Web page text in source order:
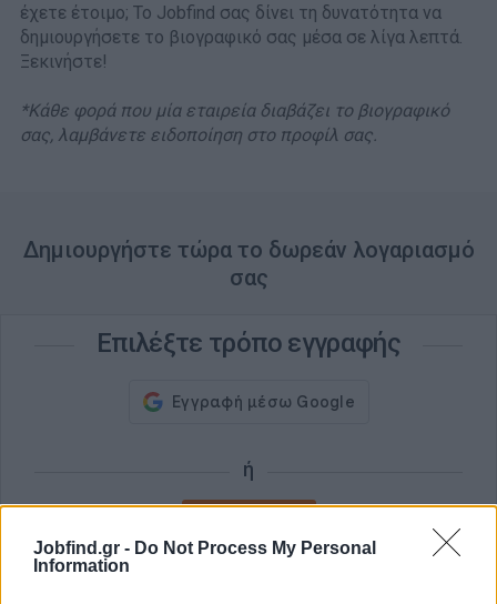
Jobfind.gr - Do Not Process My Personal
Information
έχετε έτοιμο; Το Jobfind σας δίνει τη δυνατότητα να
δημιουργήσετε το βιογραφικό σας μέσα σε λίγα λεπτά.
Ξεκινήστε!
*Κάθε φορά που μία εταιρεία διαβάζει το βιογραφικό
σας, λαμβάνετε ειδοποίηση στο προφίλ σας.
Δημιουργήστε τώρα το δωρεάν λογαριασμό
σας
Επιλέξτε τρόπο εγγραφής
ή